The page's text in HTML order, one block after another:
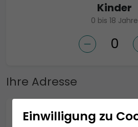
Kinder
0 bis 18 Jahre
Ihre Adresse
Anrede *
Einwilligung zu